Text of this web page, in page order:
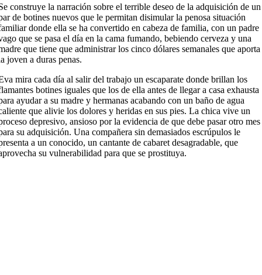
construye la narración sobre el terrible deseo de la adquisición de un
de botines nuevos que le permitan disimular la penosa situación
donde ella se ha convertido en cabeza de familia, con un padre
que se pasa el día en la cama fumando, bebiendo cerveza y una
que tiene que administrar los cinco dólares semanales que aporta
joven a duras penas.
mira cada día al salir del trabajo un escaparate donde brillan los
botines iguales que los de ella antes de llegar a casa exhausta
ayudar a su madre y hermanas acabando con un baño de agua
que alivie los dolores y heridas en sus pies. La chica vive un
depresivo, ansioso por la evidencia de que debe pasar otro mes
su adquisición. Una compañera sin demasiados escrúpulos le
a un conocido, un cantante de cabaret desagradable, que
su vulnerabilidad para que se prostituya.